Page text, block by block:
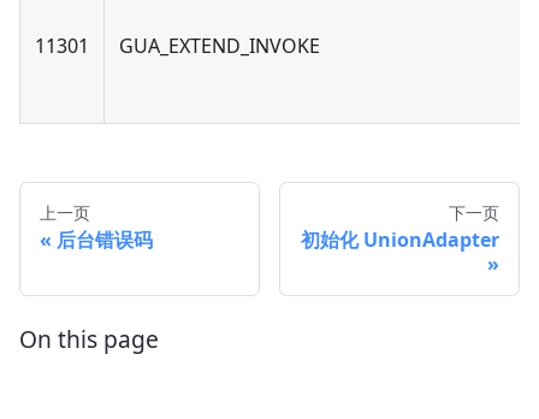
11301 GUA_EXTEND_INVOKE
上一页
后台错误码
下一页
初始化 UnionAdapter